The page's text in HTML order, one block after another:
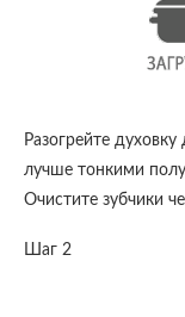
Разогрейте
лучше тонкими
Очистите зубчики
Шаг 2